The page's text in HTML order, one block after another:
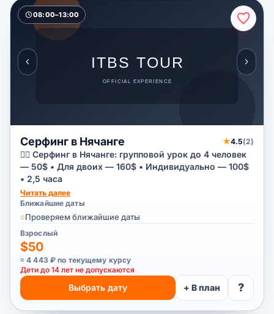
08:00–13:00
Серфинг в Нячанге ★4.5(2)
🏄‍♂️ Серфинг в Нячанге: групповой урок до 4 человек
— 50$ • Для двоих — 160$ • Индивидуально — 100$
• 2,5 часа
Читать далее
Ближайшие даты
○Проверяем ближайшие даты
Взрослый
$50
≈ 4 443 ₽ по текущему курсу
Дети до 14 лет не допускаются
Выбрать дату + В план ?